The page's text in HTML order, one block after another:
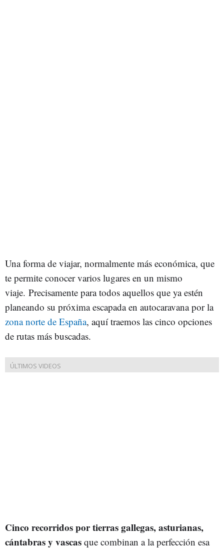
Una forma de viajar, normalmente más económica, que
te permite conocer varios lugares en un mismo
viaje. Precisamente para todos aquellos que ya estén
planeando su próxima escapada en autocaravana por la
zona norte de España, aquí traemos las cinco opciones
de rutas más buscadas.
Cinco recorridos por tierras gallegas, asturianas,
cántabras y vascas que combinan a la perfección esa